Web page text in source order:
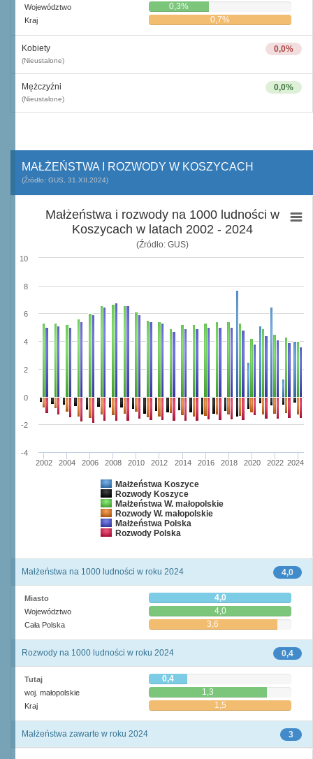
Województwo 0,3%
Kraj 0,7%
0,0%
Kobiety
(Nieustalone)
0,0%
Mężczyźni
(Nieustalone)
MAŁŻEŃSTWA I ROZWODY W KOSZYCACH
(Źródło: GUS, 31.XII.2024)
Małżeństwa i rozwody na 1000 ludności w
Koszycach w latach 2002 - 2024
(Źródło: GUS)
Małżeństwa Koszyce
Rozwody Koszyce
Małżeństwa W. małopolskie
Rozwody W. małopolskie
Małżeństwa Polska
Rozwody Polska
2002 2004 2006 2008 2010 2012 2014 2016 2018 2020 2022 2024
-4
-2
0
2
4
6
8
10
4,0
Małżeństwa na 1000 ludności w roku 2024
Miasto 4,0
Województwo 4,0
Cała Polska 3,6
0,4
Rozwody na 1000 ludności w roku 2024
Tutaj 0,4
woj. małopolskie 1,3
Kraj 1,5
3
Małżeństwa zawarte w roku 2024